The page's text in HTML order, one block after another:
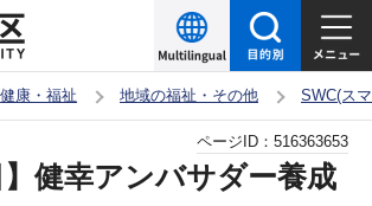
健康・福祉 地域の福祉・その他 SWC(ス
】健幸アンバサダー養成
ページID： 516363653